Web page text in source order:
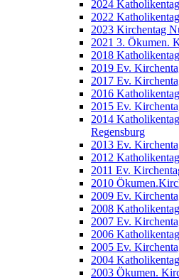
2024
2022
2023 Kirchentag
2021 3. Ökumen.
2018
2019 Ev.
2017 Ev.
2016
2015 Ev.
2014
Regensburg
2013 Ev.
2012
2011 Ev.
2010
2009 Ev.
2008
2007 Ev.
2006
2005 Ev.
2004
2003 Ökumen.